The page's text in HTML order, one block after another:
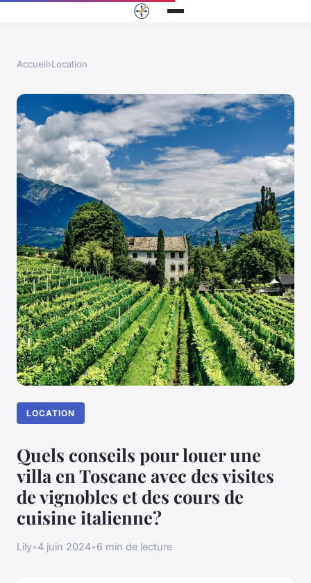
Accueil›Location
LOCATION
Quels conseils pour louer une
villa en Toscane avec des visites
de vignobles et des cours de
cuisine italienne?
Lily•4 juin 2024•6 min de lecture